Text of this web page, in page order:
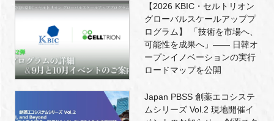
【2026 KBIC・セルトリオン
グローバルスケールアッププ
ログラム】 「技術を市場へ、
可能性を成果へ」―― 日韓オ
ープンイノベーションの実行
ロードマップを公開
Japan PBSS 創薬エコシステ
ムシリーズ Vol.2 現地開催イ